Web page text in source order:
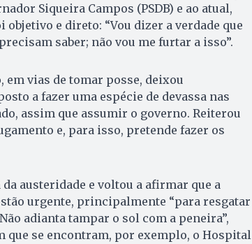
Siqueira Campos (PSDB) e ao atual,
objetivo e direto: “Vou dizer a verdade que
saber; não vou me furtar a isso”.
em vias de tomar posse, deixou
a fazer uma espécie de devassa nas
assim que assumir o governo. Reiterou
e, para isso, pretende fazer os
austeridade e voltou a afirmar que a
urgente, principalmente “para resgatar
adianta tampar o sol com a peneira”,
que se encontram, por exemplo, o Hospital